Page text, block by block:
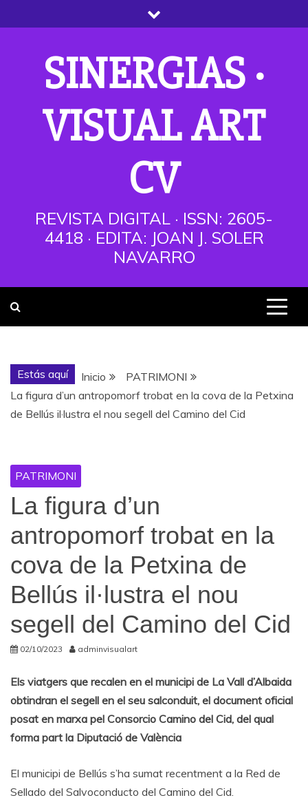
al
SINERGIAS ·
VISUAL ART
CV
REVISTA DIGITAL · ISSN: 2605-
4418 · EDITA: JOAN J. SOLER
NAVARRO
Estás aquí Inicio
PATRIMONI
La figura d’un antropomorf trobat en la cova de la Petxina
de Bellús il·lustra el nou segell del Camino del Cid
PATRIMONI
La figura d’un
antropomorf trobat en la
cova de la Petxina de
Bellús il·lustra el nou
segell del Camino del Cid
02/10/2023 adminvisualart
Els viatgers que recalen en el municipi de La Vall d’Albaida
obtindran el segell en el seu salconduit, el document oficial
posat en marxa pel Consorcio Camino del Cid, del qual
forma part la Diputació de València
El municipi de Bellús s’ha sumat recentment a la Red de
Sellado del Salvoconducto del Camino del Cid.